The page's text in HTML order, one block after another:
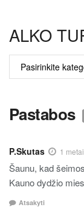
ALKO
TURINYS
Pastabos
P.Skutas 1
Šaunu, kad
Kauno dydžio
Atsakyti